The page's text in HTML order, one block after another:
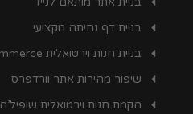
בניית דף נחיתה מקצועי
בניית חנות וירטואלית Ecommerce
שיפור מהירות אתר וורדפרס
הקמת חנות וירטואלית שופיל’ה